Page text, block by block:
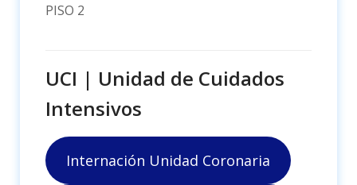
PISO 2
UCI | Unidad de Cuidados
Intensivos
Internación Unidad Coronaria